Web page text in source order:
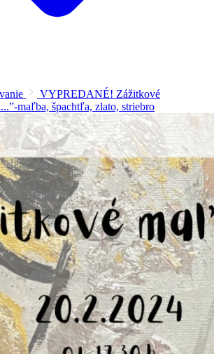
VYPREDANÉ! Zážitkové
maľba, špachtľa, zlato, striebro